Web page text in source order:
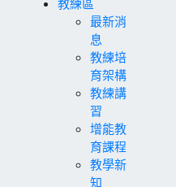
最新消
息
教練培
育架構
教練講
習
增能教
育課程
教學新
知